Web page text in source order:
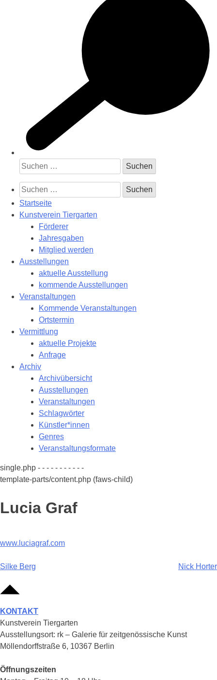
Suchen
nach:
Suchen
nach:
Startseite
Kunstverein Tiergarten
Förderer
Jahresgaben
Mitglied werden
Ausstellungen
aktuelle Ausstellung
kommende Ausstellungen
Veranstaltungen
Kommende Veranstaltungen
Ortstermin
Vermittlung
aktuelle Projekte
Anfrage
Archiv
Archivübersicht
Ausstellungen
Veranstaltungen
Schlagwörter
Künstler*innen
Genres
Veranstaltungsformate
single.php - - - - - - - - - - -
template-parts/content.php (faws-child)
Lucia Graf
www.luciagraf.com
Beitragsnavigation
Silke Berg Nick Horter
KONTAKT
Kunstverein Tiergarten
Ausstellungsort: rk – Galerie für zeitgenössische Kunst
Möllendorffstraße 6, 10367 Berlin
Öffnungszeiten